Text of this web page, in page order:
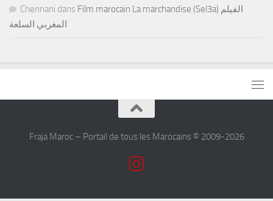
Chennani dans Film marocain La marchandise (Sel3a) الفيلم
المغربي السلعة
Fraja Maroc – Portail de tous les Marocains © 2009-2026